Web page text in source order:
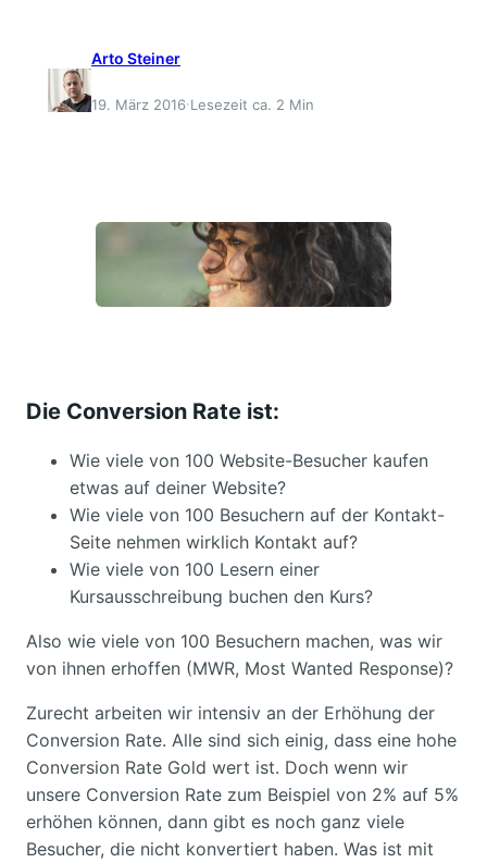
Arto Steiner
19. März 2016·Lesezeit ca. 2 Min
Die Conversion Rate ist:
Wie viele von 100 Website-Besucher kaufen
etwas auf deiner Website?
Wie viele von 100 Besuchern auf der Kontakt-
Seite nehmen wirklich Kontakt auf?
Wie viele von 100 Lesern einer
Kursausschreibung buchen den Kurs?
Also wie viele von 100 Besuchern machen, was wir
von ihnen erhoffen (MWR, Most Wanted Response)?
Zurecht arbeiten wir intensiv an der Erhöhung der
Conversion Rate. Alle sind sich einig, dass eine hohe
Conversion Rate Gold wert ist. Doch wenn wir
unsere Conversion Rate zum Beispiel von 2% auf 5%
erhöhen können, dann gibt es noch ganz viele
Besucher, die nicht konvertiert haben. Was ist mit